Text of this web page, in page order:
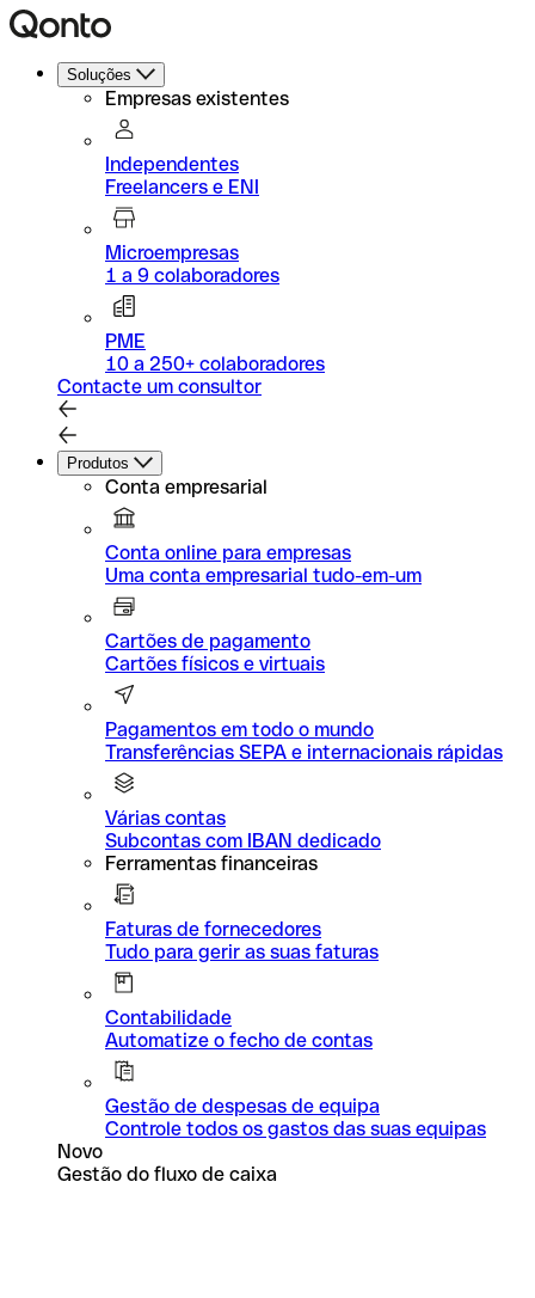
Soluções
Empresas existentes
Independentes
Freelancers e ENI
Microempresas
1 a 9 colaboradores
PME
10 a 250+ colaboradores
Contacte um consultor
Produtos
Conta empresarial
Conta online para empresas
Uma conta empresarial tudo-em-um
Cartões de pagamento
Cartões físicos e virtuais
Pagamentos em todo o mundo
Transferências SEPA e internacionais rápidas
Várias contas
Subcontas com IBAN dedicado
Ferramentas financeiras
Faturas de fornecedores
Tudo para gerir as suas faturas
Contabilidade
Automatize o fecho de contas
Gestão de despesas de equipa
Controle todos os gastos das suas equipas
Novo
Gestão do fluxo de caixa